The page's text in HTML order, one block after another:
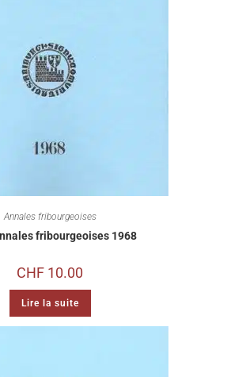
Annales fribourgeoises
fribourgeoises 1968
CHF 10.00
Lire la suite